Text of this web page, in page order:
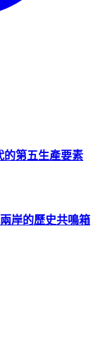
第五生產要素
岸的歷史共鳴箱